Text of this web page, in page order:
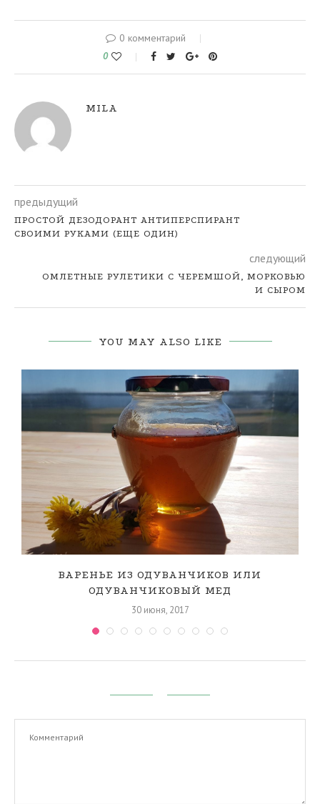
0 комментарий
0
MILA
предыдущий
ПРОСТОЙ ДЕЗОДОРАНТ АНТИПЕРСПИРАНТ
СВОИМИ РУКАМИ (ЕЩЕ ОДИН)
следующий
ОМЛЕТНЫЕ РУЛЕТИКИ С ЧЕРЕМШОЙ, МОРКОВЬЮ
И СЫРОМ
YOU MAY ALSO LIKE
ВАРЕНЬЕ ИЗ ОДУВАНЧИКОВ ИЛИ
ОДУВАНЧИКОВЫЙ МЕД
30 июня, 2017